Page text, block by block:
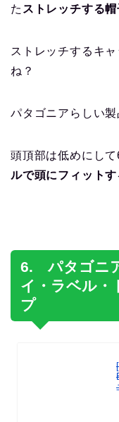
た ストレッチする帽
ストレッチするキ
ね？
パタゴニアらしい製
頭頂部は低めにして
ルで頭にフィットす
6. パタゴニ
イ・ラベル・
プ